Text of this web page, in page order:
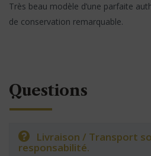
Très beau modèle d’une parfaite
de conservation remarquable.
Questions
Livraison / Transport
responsabilité.